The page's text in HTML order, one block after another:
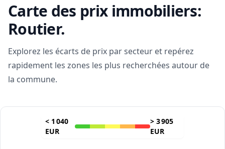
Carte des prix immobiliers:
Routier.
Explorez les écarts de prix par secteur et repérez
rapidement les zones les plus recherchées autour de
la commune.
< 1 040
EUR
> 3 905
EUR